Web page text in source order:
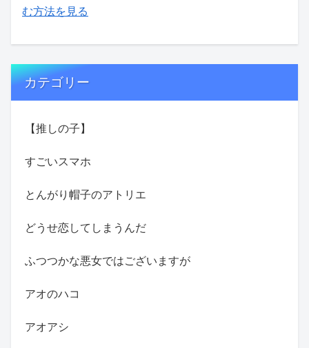
む方法を見る
カテゴリー
【推しの子】
すごいスマホ
とんがり帽子のアトリエ
どうせ恋してしまうんだ
ふつつかな悪女ではございますが
アオのハコ
アオアシ